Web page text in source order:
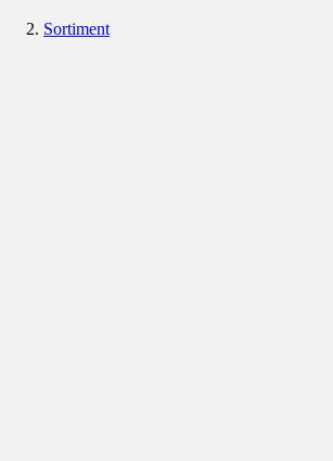
Sortiment